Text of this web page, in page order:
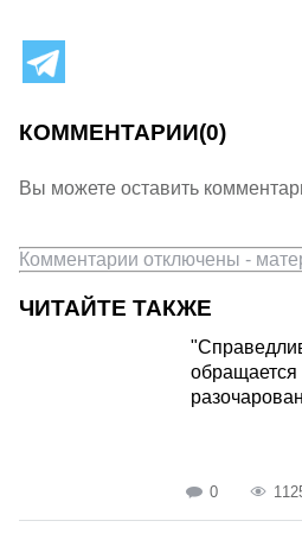
КОММЕНТАРИИ(0)
Вы можете оставить
Комментарии отключены -
ЧИТАЙТЕ ТАКЖЕ
0